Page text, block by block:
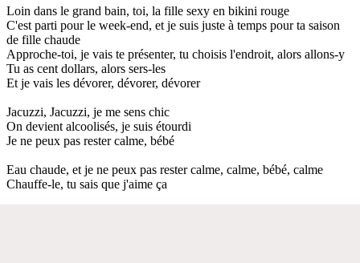
Loin dans le grand bain, toi, la fille sexy en bikini rouge
C'est parti pour le week-end, et je suis juste à temps pour ta saison
de fille chaude
Approche-toi, je vais te présenter, tu choisis l'endroit, alors allons-y
Tu as cent dollars, alors sers-les
Et je vais les dévorer, dévorer, dévorer
Jacuzzi, Jacuzzi, je me sens chic
On devient alcoolisés, je suis étourdi
Je ne peux pas rester calme, bébé
Eau chaude, et je ne peux pas rester calme, calme, bébé, calme
Chauffe-le, tu sais que j'aime ça